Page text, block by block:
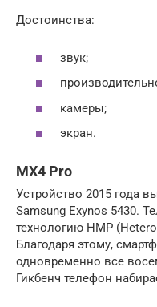
Достоинства:
звук;
камеры;
экран.
MX4 Pro
Устройство 2015 года
Samsung Exynos 5430.
технологию HMP
Благодаря этому,
одновременно все
Гикбенч телефон